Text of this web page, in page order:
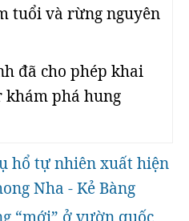
tuổi và rừng nguyên
đã cho phép khai
phá hung
hổ tự nhiên xuất hiện
Nha - Kẻ Bàng